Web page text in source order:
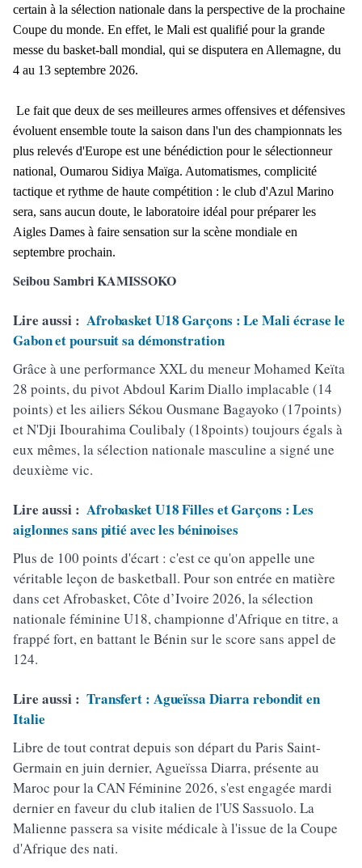
certain à la sélection nationale dans la perspective de la prochaine
Coupe du monde. En effet, le Mali est qualifié pour la grande
messe du basket-ball mondial, qui se disputera en Allemagne, du
4 au 13 septembre 2026.
Le fait que deux de ses meilleures armes offensives et défensives
évoluent ensemble toute la saison dans l'un des championnats les
plus relevés d'Europe est une bénédiction pour le sélectionneur
national, Oumarou Sidiya Maïga. Automatismes, complicité
tactique et rythme de haute compétition : le club d'Azul Marino
sera, sans aucun doute, le laboratoire idéal pour préparer les
Aigles Dames à faire sensation sur la scène mondiale en
septembre prochain.
Seibou Sambri KAMISSOKO
Lire aussi : Afrobasket U18 Garçons : Le Mali écrase le
Gabon et poursuit sa démonstration
Grâce à une performance XXL du meneur Mohamed Keïta
28 points, du pivot Abdoul Karim Diallo implacable (14
points) et les ailiers Sékou Ousmane Bagayoko (17points)
et N'Dji Ibourahima Coulibaly (18points) toujours égals à
eux mêmes, la sélection nationale masculine a signé une
deuxième vic.
Lire aussi : Afrobasket U18 Filles et Garçons : Les
aiglonnes sans pitié avec les béninoises
Plus de 100 points d'écart : c'est ce qu'on appelle une
véritable leçon de basketball. Pour son entrée en matière
dans cet Afrobasket, Côte d’Ivoire 2026, la sélection
nationale féminine U18, championne d'Afrique en titre, a
frappé fort, en battant le Bénin sur le score sans appel de
124.
Lire aussi : Transfert : Agueïssa Diarra rebondit en
Italie
Libre de tout contrat depuis son départ du Paris Saint-
Germain en juin dernier, Agueïssa Diarra, présente au
Maroc pour la CAN Féminine 2026, s'est engagée mardi
dernier en faveur du club italien de l'US Sassuolo. La
Malienne passera sa visite médicale à l'issue de la Coupe
d'Afrique des nati.